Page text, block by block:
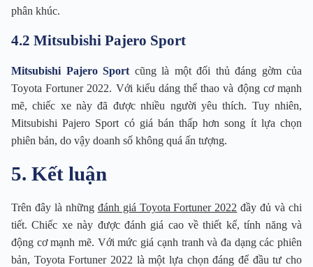
phân khúc.
4.2 Mitsubishi Pajero Sport
Mitsubishi Pajero Sport cũng là một đối thủ đáng gờm của
Toyota Fortuner 2022. Với kiểu dáng thể thao và động cơ mạnh
mẽ, chiếc xe này đã được nhiều người yêu thích. Tuy nhiên,
Mitsubishi Pajero Sport có giá bán thấp hơn song ít lựa chọn
phiên bản, do vậy doanh số không quá ấn tượng.
5. Kết luận
Trên đây là những đánh giá Toyota Fortuner 2022 đầy đủ và chi
tiết. Chiếc xe này được đánh giá cao về thiết kế, tính năng và
động cơ mạnh mẽ. Với mức giá cạnh tranh và đa dạng các phiên
bản, Toyota Fortuner 2022 là một lựa chọn đáng để đầu tư cho